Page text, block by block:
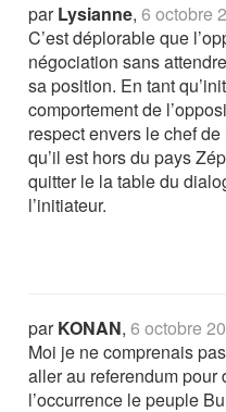
parLysianne,6 octobre
C’est déplorable que
négociation sans
sa position. En tant
comportement de
respect envers le chef
qu’il est hors du pays
quitter le la table du
l’initiateur.
parKONAN,6 octobre
Moi je ne comprenais
aller au referendum pour
l’occurrence le peuple